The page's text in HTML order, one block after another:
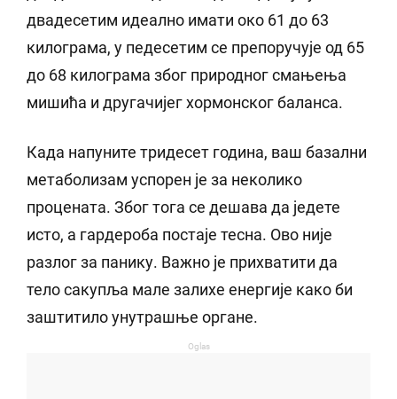
двадесетим идеално имати око 61 до 63
килограма, у педесетим се препоручује од 65
до 68 килограма због природног смањења
мишића и другачијег хормонског баланса.
Када напуните тридесет година, ваш базални
метаболизам успорен је за неколико
процената. Због тога се дешава да једете
исто, а гардероба постаје тесна. Ово није
разлог за панику. Важно је прихватити да
тело сакупља мале залихе енергије како би
заштитило унутрашње органе.
Oglas